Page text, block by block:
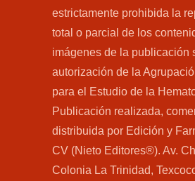
estrictamente prohibida la
total o parcial de los
imágenes de la publicación
autorización de la
para el Estudio de la
Publicación realizada,
distribuida por Edición y
CV (Nieto Editores®). Av.
Colonia La Trinidad,